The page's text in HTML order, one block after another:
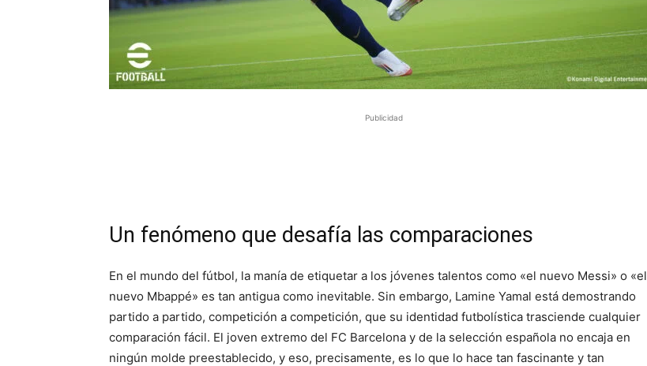
Publicidad
Un fenómeno que desafía las comparaciones
En el mundo del fútbol, la manía de etiquetar a los jóvenes talentos como «el nuevo Messi» o «el
nuevo Mbappé» es tan antigua como inevitable. Sin embargo, Lamine Yamal está demostrando
partido a partido, competición a competición, que su identidad futbolística trasciende cualquier
comparación fácil. El joven extremo del FC Barcelona y de la selección española no encaja en
ningún molde preestablecido, y eso, precisamente, es lo que lo hace tan fascinante y tan